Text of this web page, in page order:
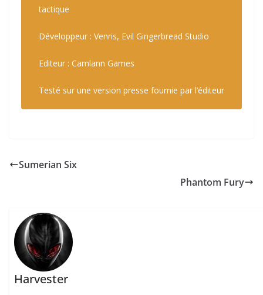
tactique
Développeur : Venris, Evil Gingerbread Studio
Editeur : Camlann Games
Testé sur une version presse fournie par l’éditeur
Sumerian Six
Phantom Fury
Harvester